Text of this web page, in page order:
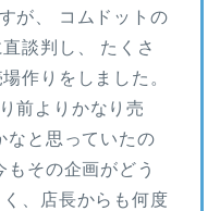
が、 コムドットの
談判し、 たくさ
作りをしました。
前よりかなり売
なと思っていたの
その企画がどう
、店長からも何度